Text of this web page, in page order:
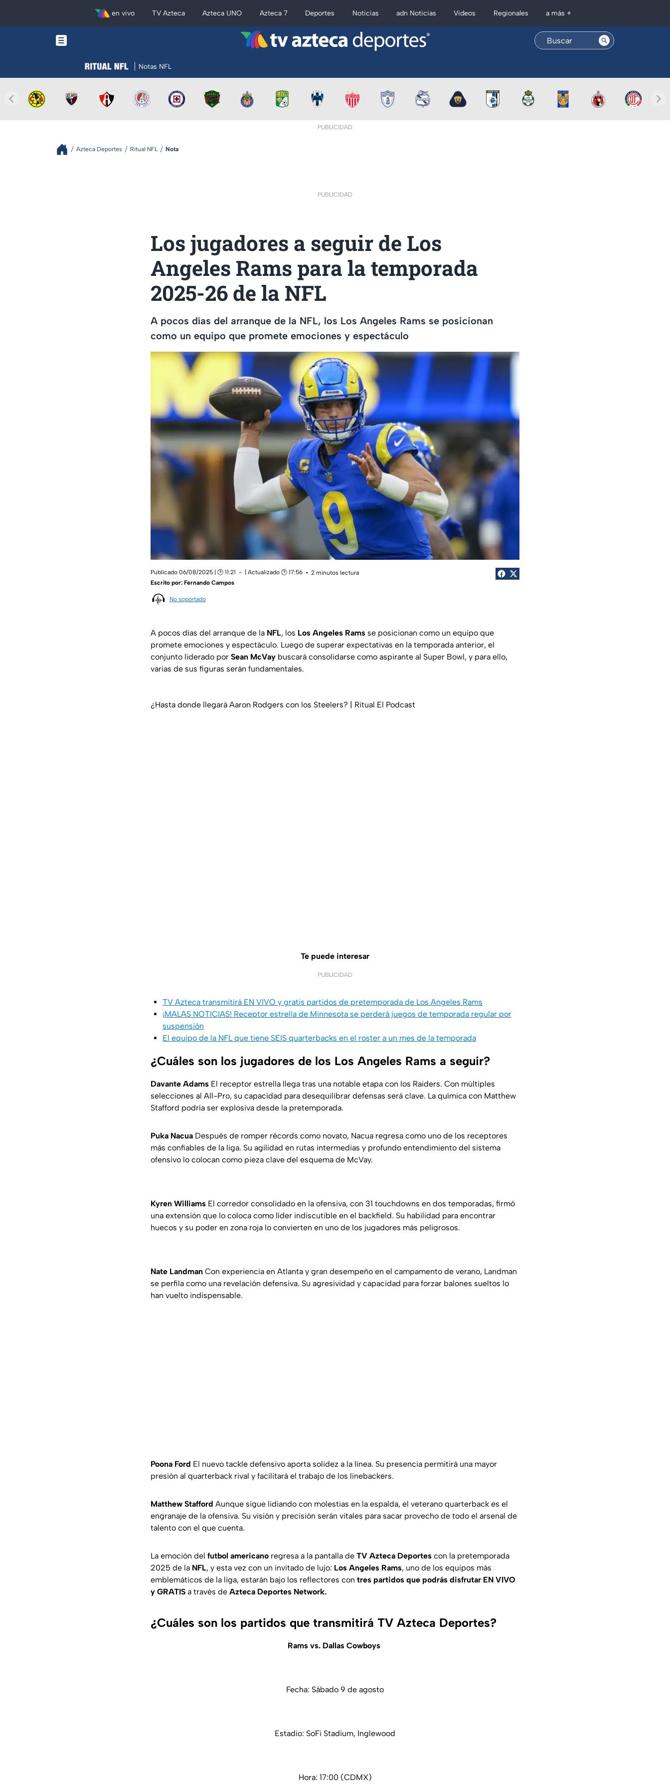
en vivo TV Azteca Azteca UNO Azteca 7 Deportes Noticias adn Noticias Videos Regionales a más +
Notas NFL
PUBLICIDAD
Azteca Deportes Ritual NFL Nota
PUBLICIDAD
Los jugadores a seguir de Los
Angeles Rams para la temporada
2025-26 de la NFL
A pocos días del arranque de la NFL, los Los Angeles Rams se posicionan
como un equipo que promete emociones y espectáculo
Publicado 06/08/2025 | 🕑 11:21 | Actualizado 🕑 17:56
2 minutos lectura
Escrito por: Fernando Campos
No soportado
A pocos días del arranque de la NFL, los Los Angeles Rams se posicionan como un equipo que
promete emociones y espectáculo. Luego de superar expectativas en la temporada anterior, el
conjunto liderado por Sean McVay buscará consolidarse como aspirante al Super Bowl, y para ello,
varias de sus figuras serán fundamentales.
¿Hasta donde llegará Aaron Rodgers con los Steelers? | Ritual El Podcast
Te puede interesar
PUBLICIDAD
TV Azteca transmitirá EN VIVO y gratis partidos de pretemporada de Los Angeles Rams
¡MALAS NOTICIAS! Receptor estrella de Minnesota se perderá juegos de temporada regular por
suspensión
El equipo de la NFL que tiene SEIS quarterbacks en el roster a un mes de la temporada
¿Cuáles son los jugadores de los Los Angeles Rams a seguir?
Davante Adams El receptor estrella llega tras una notable etapa con los Raiders. Con múltiples
selecciones al All-Pro, su capacidad para desequilibrar defensas será clave. La química con Matthew
Stafford podría ser explosiva desde la pretemporada.
Puka Nacua Después de romper récords como novato, Nacua regresa como uno de los receptores
más confiables de la liga. Su agilidad en rutas intermedias y profundo entendimiento del sistema
ofensivo lo colocan como pieza clave del esquema de McVay.
Kyren Williams El corredor consolidado en la ofensiva, con 31 touchdowns en dos temporadas, firmó
una extensión que lo coloca como líder indiscutible en el backfield. Su habilidad para encontrar
huecos y su poder en zona roja lo convierten en uno de los jugadores más peligrosos.
Nate Landman Con experiencia en Atlanta y gran desempeño en el campamento de verano, Landman
se perfila como una revelación defensiva. Su agresividad y capacidad para forzar balones sueltos lo
han vuelto indispensable.
Poona Ford El nuevo tackle defensivo aporta solidez a la línea. Su presencia permitirá una mayor
presión al quarterback rival y facilitará el trabajo de los linebackers.
Matthew Stafford Aunque sigue lidiando con molestias en la espalda, el veterano quarterback es el
engranaje de la ofensiva. Su visión y precisión serán vitales para sacar provecho de todo el arsenal de
talento con el que cuenta.
La emoción del futbol americano regresa a la pantalla de TV Azteca Deportes con la pretemporada
2025 de la NFL, y esta vez con un invitado de lujo: Los Angeles Rams, uno de los equipos más
emblemáticos de la liga, estarán bajo los reflectores con tres partidos que podrás disfrutar EN VIVO
y GRATIS a través de Azteca Deportes Network.
¿Cuáles son los partidos que transmitirá TV Azteca Deportes?
Rams vs. Dallas Cowboys
Fecha: Sábado 9 de agosto
Estadio: SoFi Stadium, Inglewood
Hora: 17:00 (CDMX)